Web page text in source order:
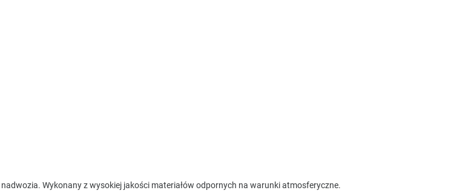
Wykonany z wysokiej jakości materiałów odpornych na warunki atmosferyczne.